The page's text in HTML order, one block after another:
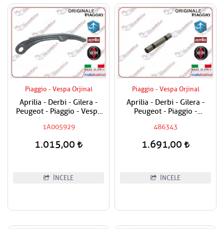
Piaggio - Vespa Orjinal
Aprilia - Derbi - Gilera -
Peugeot - Piaggio - Vespa
Zincir Papucu
1A005929
1.015,00
İNCELE
Piaggio - Vespa Orjinal
Aprilia - Derbi - Gilera -
Peugeot - Piaggio -
Sübap Horoz Pimi
486343
1.691,00
İNCELE